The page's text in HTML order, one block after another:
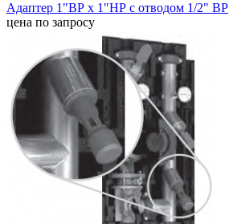
Адаптер 1"ВР х 1"НР с отводом 1/2" ВP
цена по запросу